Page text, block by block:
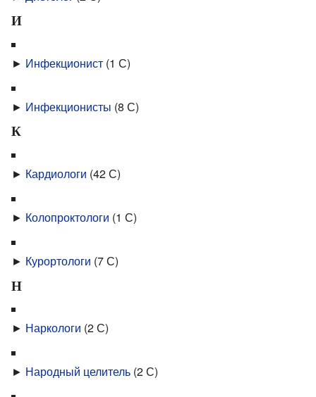
И
► Инфекцио­нист (1 С)
► Инфекцио­нисты (8 С)
К
► Кардиологи (42 С)
► Колопроктологи (1 С)
► Курортологи (7 С)
Н
► Наркологи (2 С)
► Народный целитель (2 С)